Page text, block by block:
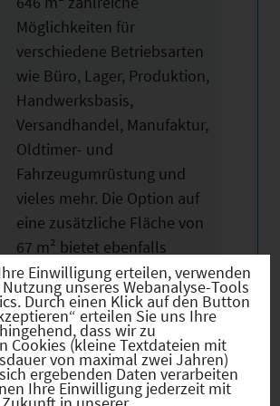
Möglichkeiten für
verschiedene Betriebsarten
wie Büro, Lager, Produktion,
Handwerksbasis,
Versandhandel, Manufaktur,
Oldtimer- und
Fahrzeugumrüstung und
vieles mehr. Die Option auf
eine zusätzliche Fläche von
67 m² bietet ebenfalls
Flexibilität für individuelle
Anpassungen.
Raumaufteilung:
EG – warm
Einwilligung erteilen, verwenden
unseres Webanalyse-Tools
Durch einen Klick auf den Button
erteilen Sie uns Ihre
dass wir zu
Cookies (kleine Textdateien mit
von maximal zwei Jahren)
ergebenden Daten verarbeiten
Ihre Einwilligung jederzeit mit